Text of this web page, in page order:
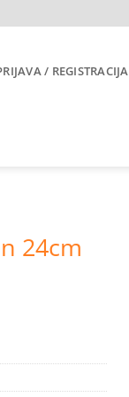
/ REGISTRACIJA
24cm